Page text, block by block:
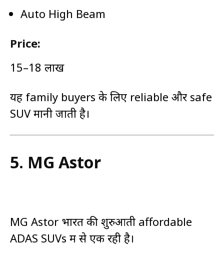
Auto High Beam
Price:
₹15–18 लाख
यह family buyers के लिए reliable और safe
SUV मानी जाती है।
5. MG Astor
MG Astor भारत की शुरुआती affordable
ADAS SUVs में से एक रही है।